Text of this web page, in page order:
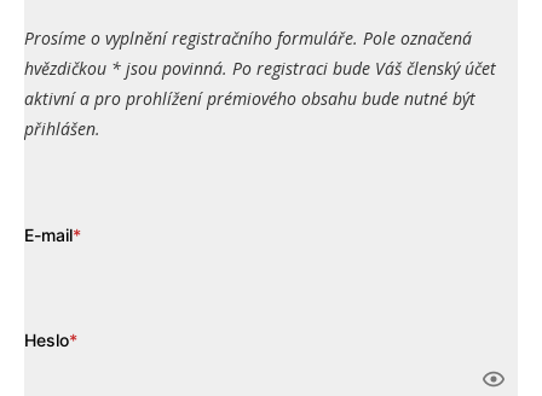
Prosíme o vyplnění registračního formuláře. Pole označená
hvězdičkou * jsou povinná. Po registraci bude Váš členský účet
aktivní a pro prohlížení prémiového obsahu bude nutné být
přihlášen.
E-mail*
Heslo*